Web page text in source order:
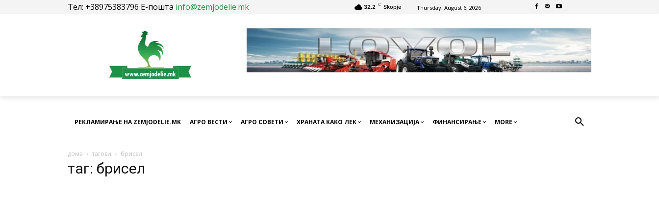
Тел: +38975383796 Е-пошта info@zemjodelie.mk 32.2 C Skopje Thursday, August 6, 2026
РЕКЛАМИРАЊЕ НА ZEMJODELIE.MK АГРО ВЕСТИ АГРО СОВЕТИ ХРАНАТА КАКО ЛЕК МЕХАНИЗАЦИЈА ФИНАНСИРАЊЕ MORE
дома тагови брисел
таг: брисел